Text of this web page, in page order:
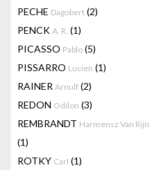
PECHE Dagobert (2)
PENCK A. R. (1)
PICASSO Pablo (5)
PISSARRO Lucien (1)
RAINER Arnulf (2)
REDON Odilon (3)
REMBRANDT Harmensz Van Rijn
(1)
ROTKY Carl (1)